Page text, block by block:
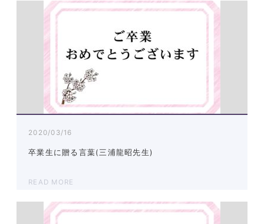
2020/03/16
卒業生に贈る言葉(三浦龍昭先生)
READ MORE